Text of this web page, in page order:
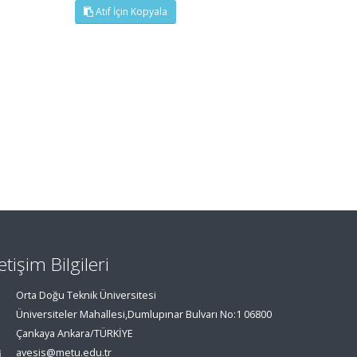
Atıf İçin Kopyala
Bilgileri
Orta Doğu Teknik Üniversitesi
Üniversiteler Mahallesi,Dumlupınar Bulvarı No:1 06800
Çankaya Ankara/TÜRKİYE
avesis@metu.edu.tr